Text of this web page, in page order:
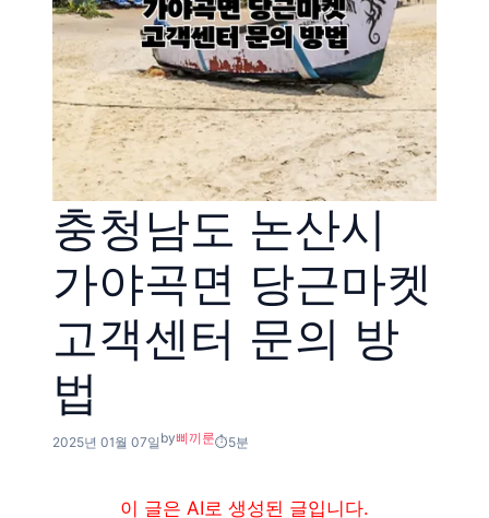
충청남도 논산시
가야곡면 당근마켓
고객센터 문의 방
법
2025년 01월 07일 by삐끼룬 5분
이 글은 AI로 생성된 글입니다.